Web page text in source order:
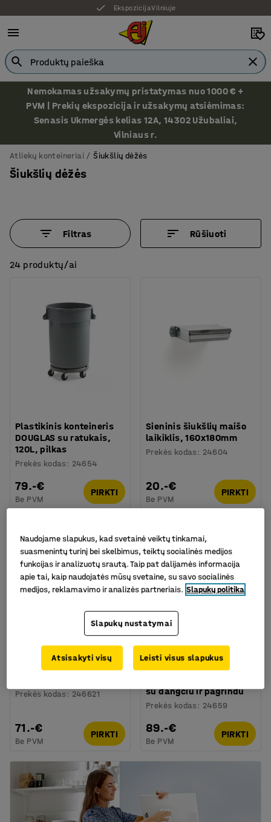
Ekspozicija Vilniuje
Nemokamas užsakymų pristatymas nuo 1000 € +
PVM | Prekių ekspozicija ir užsakymų atsiėmimas:
Senasis Ukmergės kelias 12A, 14302 Užubaliai,
Vilniaus r.
Atliekų konteineriai Šiukšlių dėžės
Šiukšlių dėžės
Filtras Rūšiuoti
24 produktų/ai
Plastikinis konteineris
DOUGLAS su ratukais,
120L, pilkas
Prekės kodas : 24654
79.-€
Be PVM
PIRKTI
Sieninis šiukšlių maišo
laikiklis, 160x180mm
Prekės kodas : 24604
20.-€
Be PVM
PIRKTI
Peleninė/šiukšlių dėžė
Prekės kodas : 246621
71.-€
Be PVM
PIRKTI
Plastikinis konteineris
su dangčiu ir pagrindu
Prekės kodas : 24659
89.-€
Be PVM
PIRKTI
Naudojame slapukus, kad svetainė veiktų tinkamai,
suasmenintų turinį bei skelbimus, teiktų socialinės medijos
funkcijas ir analizuotų srautą. Taip pat dalijamės informacija
apie tai, kaip naudojatės mūsų svetaine, su savo socialinės
medijos, reklamavimo ir analizės partneriais. Slapukų politika
Slapukų nustatymai
Atsisakyti visų Leisti visus slapukus